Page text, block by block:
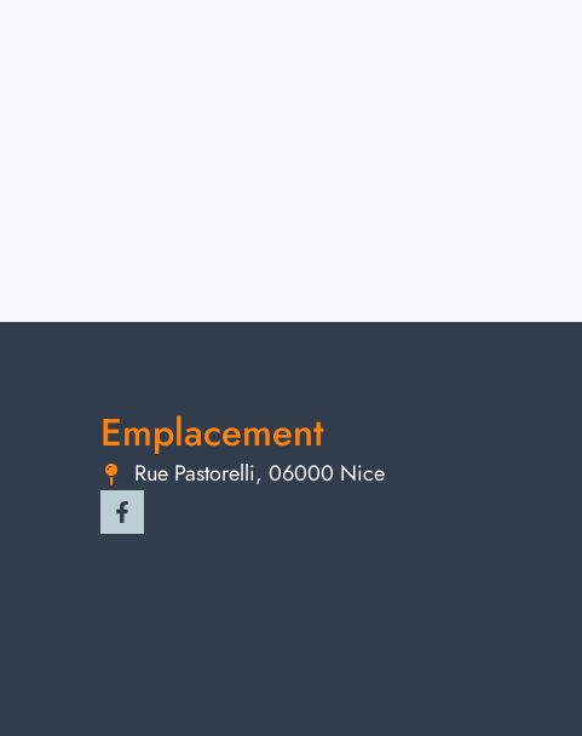
Emplacement
Rue Pastorelli, 06000 Nice